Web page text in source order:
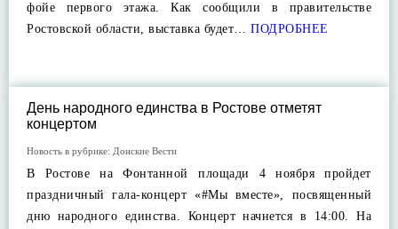
фойе первого этажа. Как сообщили в правительстве
Ростовской области, выставка будет… ПОДРОБНЕЕ
День народного единства в Ростове отметят
концертом
Новость в рубрике: Донские Вести
В Ростове на Фонтанной площади 4 ноября пройдет
праздничный гала-концерт «#Мы вместе», посвященный
дню народного единства. Концерт начнется в 14:00. На